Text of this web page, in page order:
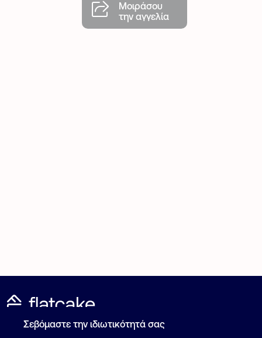
Μοιράσου
την αγγελία
Καταχώρηση Αγγελίας Για επαγγελματίες
Σεβόμαστε την ιδιωτικότητά σας